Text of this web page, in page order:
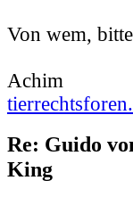
Von wem,
Achim
Re: Guido
King